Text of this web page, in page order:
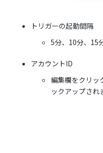
トリガーの起動間隔
5分、10分、15
アカウントID
編集欄をクリッ
ックアップされ